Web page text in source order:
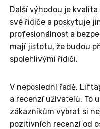
Další výhodou je
své řidiče a poskytuje
profesionálnost a
mají jistotu, že budou
spolehlivými řidiči.
V neposlední řadě,
a recenzí uživatelů. To
zákazníkům vybrat si
pozitivních recenzí od